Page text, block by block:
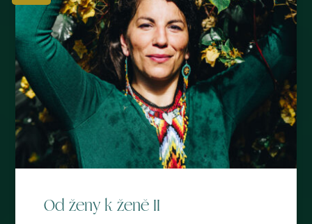
Od ženy k ženě II